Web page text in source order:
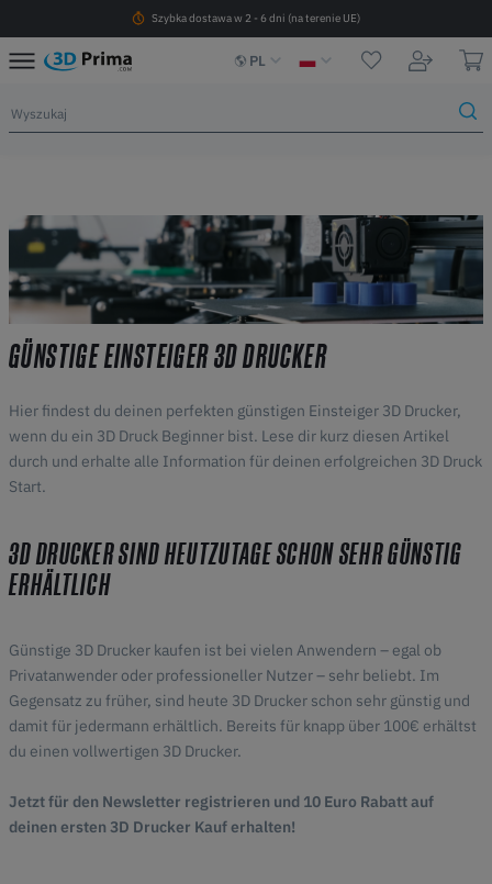
Szybka dostawa w 2 - 6 dni (na terenie UE)
PL
GÜNSTIGE EINSTEIGER 3D DRUCKER
Hier findest du deinen perfekten günstigen Einsteiger 3D Drucker,
wenn du ein 3D Druck Beginner bist. Lese dir kurz diesen Artikel
durch und erhalte alle Information für deinen erfolgreichen 3D Druck
Start.
3D DRUCKER SIND HEUTZUTAGE SCHON SEHR GÜNSTIG
ERHÄLTLICH
Günstige 3D Drucker kaufen ist bei vielen Anwendern – egal ob
Privatanwender oder professioneller Nutzer – sehr beliebt. Im
Gegensatz zu früher, sind heute 3D Drucker schon sehr günstig und
damit für jedermann erhältlich. Bereits für knapp über 100€ erhältst
du einen vollwertigen 3D Drucker.
Jetzt für den Newsletter registrieren und 10 Euro Rabatt auf
deinen ersten 3D Drucker Kauf erhalten!